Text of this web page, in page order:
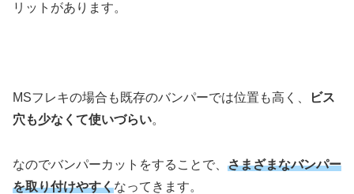
リットがあります。
MSフレキの場合も既存のバンパーでは位置も高く、
ビス
穴も少なくて使いづらい。
なのでバンパーカットをすることで、 さまざまなバンパー
を取り付けやすくなってきます。